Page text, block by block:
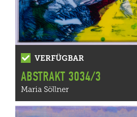
VERFÜGBAR
ABSTRAKT 3034/3
Maria Söllner